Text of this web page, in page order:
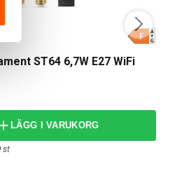
ST64 6,7W E27 WiFi
LÄGG I VARUKORG
st